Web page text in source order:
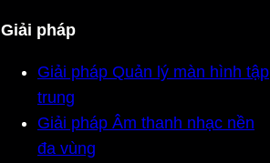
Giải pháp
Giải pháp Quản lý màn hình tập
trung
Giải pháp Âm thanh nhạc nền
đa vùng